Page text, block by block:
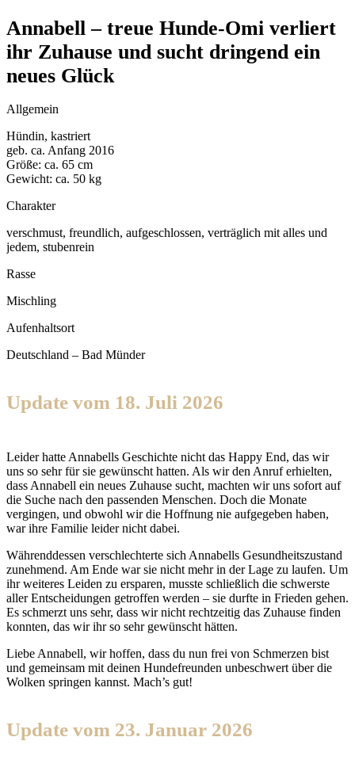
Annabell – treue Hunde-Omi verliert
ihr Zuhause und sucht dringend ein
neues Glück
Allgemein
Hündin, kastriert
geb. ca. Anfang 2016
Größe: ca. 65 cm
Gewicht: ca. 50 kg
Charakter
verschmust, freundlich, aufgeschlossen, verträglich mit alles und
jedem, stubenrein
Rasse
Mischling
Aufenhaltsort
Deutschland – Bad Münder
Update vom 18. Juli 2026
Leider hatte Annabells Geschichte nicht das Happy End, das wir
uns so sehr für sie gewünscht hatten. Als wir den Anruf erhielten,
dass Annabell ein neues Zuhause sucht, machten wir uns sofort auf
die Suche nach den passenden Menschen. Doch die Monate
vergingen, und obwohl wir die Hoffnung nie aufgegeben haben,
war ihre Familie leider nicht dabei.
Währenddessen verschlechterte sich Annabells Gesundheitszustand
zunehmend. Am Ende war sie nicht mehr in der Lage zu laufen. Um
ihr weiteres Leiden zu ersparen, musste schließlich die schwerste
aller Entscheidungen getroffen werden – sie durfte in Frieden gehen.
Es schmerzt uns sehr, dass wir nicht rechtzeitig das Zuhause finden
konnten, das wir ihr so sehr gewünscht hätten.
Liebe Annabell, wir hoffen, dass du nun frei von Schmerzen bist
und gemeinsam mit deinen Hundefreunden unbeschwert über die
Wolken springen kannst. Mach’s gut!
Update vom 23. Januar 2026